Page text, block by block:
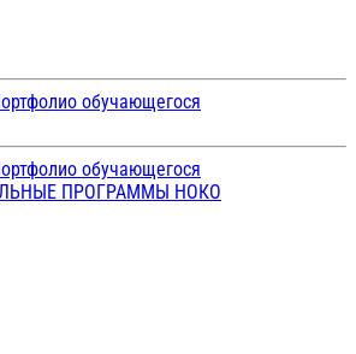
обучающегося
обучающегося
ПРОГРАММЫ НОКО